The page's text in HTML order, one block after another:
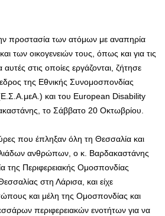
προστασία των ατόμων με αναπηρία
των οικογενειών τους, όπως και για τις
αυτές στις οποίες εργάζονται, ζήτησε
της Εθνικής Συνομοσπονδίας
και του European Disability
το Σάββατο 20 Οκτωβρίου.
που έπληξαν όλη τη Θεσσαλία και
ανθρώπων, ο κ. Βαρδακαστάνης
της Περιφερειακής Ομοσπονδίας
στη Λάρισα, και είχε
και μέλη της Ομοσπονδίας και
περιφερειακών ενοτήτων για να